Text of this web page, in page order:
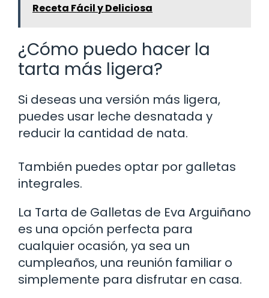
Receta Fácil y Deliciosa
¿Cómo puedo hacer la
tarta más ligera?
Si deseas una versión más ligera,
puedes usar leche desnatada y
reducir la cantidad de nata.
También puedes optar por galletas
integrales.
La Tarta de Galletas de Eva Arguiñano
es una opción perfecta para
cualquier ocasión, ya sea un
cumpleaños, una reunión familiar o
simplemente para disfrutar en casa.